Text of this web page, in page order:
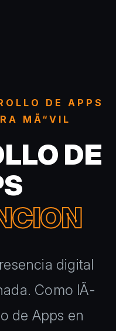
DE APPS
MÃ“VIL
DE
digital
Como lÃ­
de Apps en